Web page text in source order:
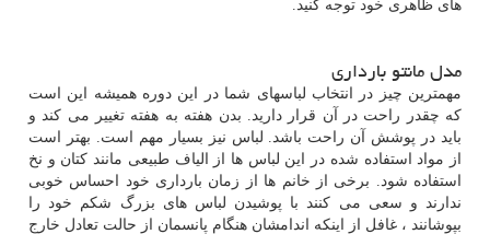
های ظاهری خود توجه کنید.
مدل مانتو بارداری
مهمترین چیز در انتخاب لباسهای شما در این دوره همیشه این است
که چقدر راحت در آن قرار دارید. بدن هفته به هفته تغییر می کند و
باید در پوشش آن راحت باشد. لباس نیز بسیار مهم است. بهتر است
از مواد استفاده شده در این لباس ها از الیاف طبیعی مانند کتان و نخ
استفاده شود. برخی از خانم ها از زمان بارداری خود احساس خوبی
ندارند و سعی می کنند با پوشیدن لباس های بزرگ شکم خود را
بپوشانند ، غافل از اینکه اندامشان هنگام پانسمان از حالت تعادل خارج